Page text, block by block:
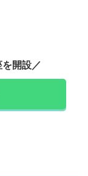
開設／